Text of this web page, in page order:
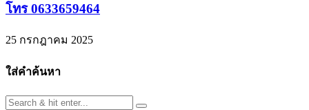
โทร 0633659464
25 กรกฎาคม 2025
ใส่คำค้นหา